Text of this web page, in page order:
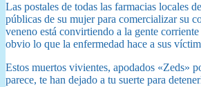
Las postales de todas las farmacias locales
públicas de su mujer para comercializar su
veneno está convirtiendo a la gente
obvio lo que la enfermedad hace a sus
Estos muertos vivientes, apodados «Zeds»
parece, te han dejado a tu suerte para